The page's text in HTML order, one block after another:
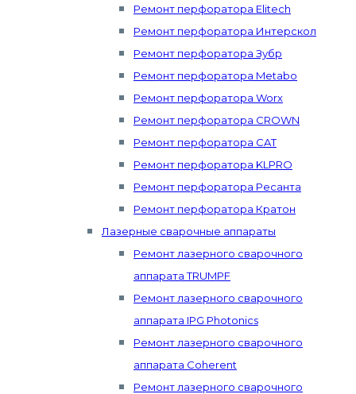
Ремонт перфоратора Elitech
Ремонт перфоратора Интерскол
Ремонт перфоратора Зубр
Ремонт перфоратора Metabo
Ремонт перфоратора Worx
Ремонт перфоратора CROWN
Ремонт перфоратора CAT
Ремонт перфоратора KLPRO
Ремонт перфоратора Ресанта
Ремонт перфоратора Кратон
Лазерные сварочные аппараты
Ремонт лазерного сварочного
аппарата TRUMPF
Ремонт лазерного сварочного
аппарата IPG Photonics
Ремонт лазерного сварочного
аппарата Coherent
Ремонт лазерного сварочного